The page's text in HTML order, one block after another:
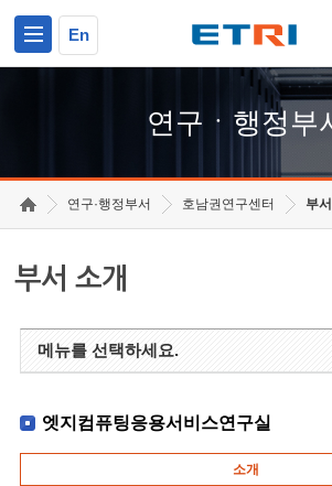
En
연구ㆍ행정부
연구·행정부서 호남권연구센터 부
부서 소개
메뉴를 선택하세요.
엣지컴퓨팅응용서비스연구실
소개